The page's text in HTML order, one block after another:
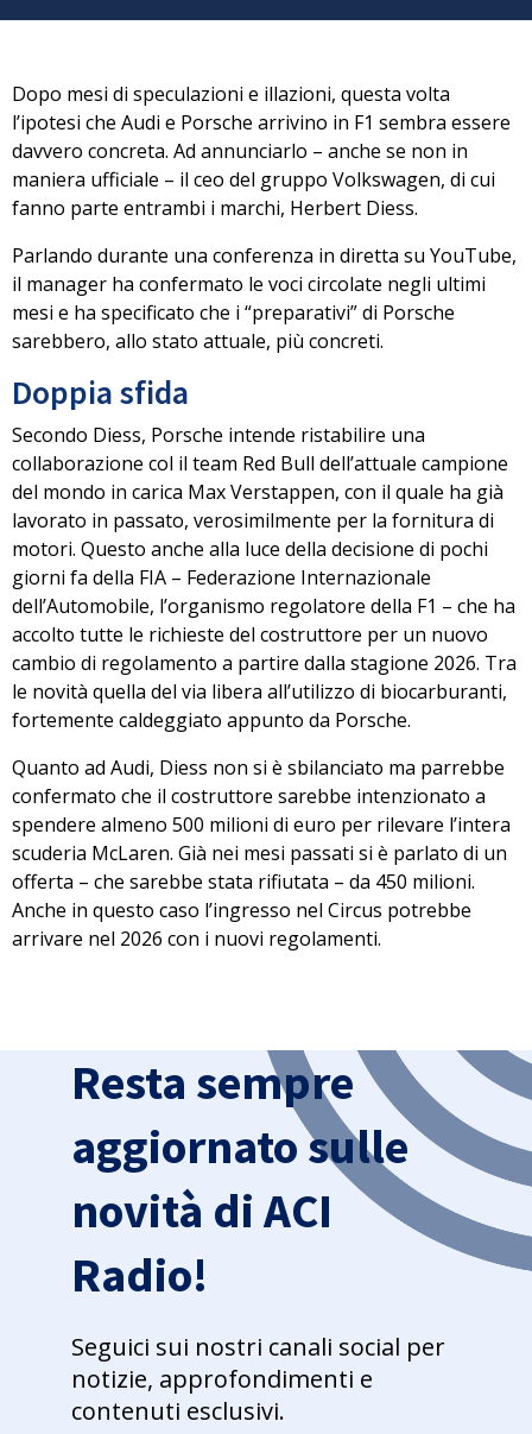
Dopo mesi di speculazioni e illazioni, questa volta
l’ipotesi che Audi e Porsche arrivino in F1 sembra essere
davvero concreta. Ad annunciarlo – anche se non in
maniera ufficiale – il ceo del gruppo Volkswagen, di cui
fanno parte entrambi i marchi, Herbert Diess.
Parlando durante una conferenza in diretta su YouTube,
il manager ha confermato le voci circolate negli ultimi
mesi e ha specificato che i “preparativi” di Porsche
sarebbero, allo stato attuale, più concreti.
Doppia sfida
Secondo Diess, Porsche intende ristabilire una
collaborazione col il team Red Bull dell’attuale campione
del mondo in carica Max Verstappen, con il quale ha già
lavorato in passato, verosimilmente per la fornitura di
motori. Questo anche alla luce della decisione di pochi
giorni fa della FIA – Federazione Internazionale
dell’Automobile, l’organismo regolatore della F1 – che ha
accolto tutte le richieste del costruttore per un nuovo
cambio di regolamento a partire dalla stagione 2026. Tra
le novità quella del via libera all’utilizzo di biocarburanti,
fortemente caldeggiato appunto da Porsche.
Quanto ad Audi, Diess non si è sbilanciato ma parrebbe
confermato che il costruttore sarebbe intenzionato a
spendere almeno 500 milioni di euro per rilevare l’intera
scuderia McLaren. Già nei mesi passati si è parlato di un
offerta – che sarebbe stata rifiutata – da 450 milioni.
Anche in questo caso l’ingresso nel Circus potrebbe
arrivare nel 2026 con i nuovi regolamenti.
Resta sempre
aggiornato sulle
novità di ACI
Radio!
Seguici sui nostri canali social per
notizie, approfondimenti e
contenuti esclusivi.